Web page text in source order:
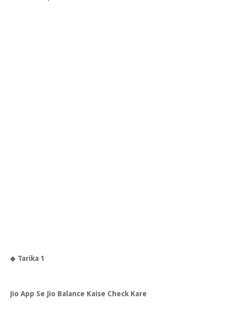
◆ Tarika 1
Jio App Se Jio Balance Kaise Check Kare